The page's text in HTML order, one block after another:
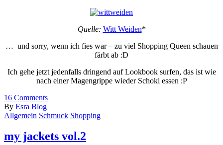
Quelle: Witt Weiden*
… und sorry, wenn ich fies war – zu viel Shopping Queen schauen
färbt ab :D
Ich gehe jetzt jedenfalls dringend auf Lookbook surfen, das ist wie
nach einer Magengrippe wieder Schoki essen :P
16 Comments
By Esra Blog
Allgemein Schmuck Shopping
my jackets vol.2